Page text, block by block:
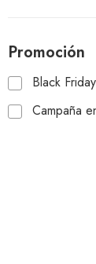
Promoción
Black Friday
Campaña